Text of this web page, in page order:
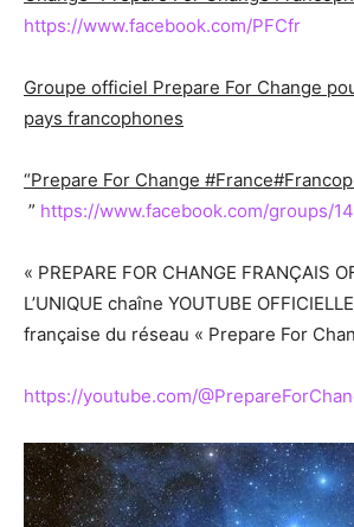
https://www.facebook.com/PFCfr
Groupe officiel Prepare For Change
pays francophones
“Prepare For Change
” https://www.facebook.com/groups/
« PREPARE FOR CHANGE FRANÇAIS
L’UNIQUE chaîne YOUTUBE
française du réseau « Prepare For
https://youtube.com/